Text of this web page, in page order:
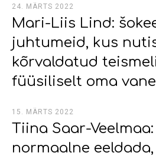
24. MÄRTS 2022
Mari-Liis Lind:
juhtumeid, kus
kõrvaldatud
füüsiliselt oma
15. MÄRTS 2022
Tiina Saar-
normaalne